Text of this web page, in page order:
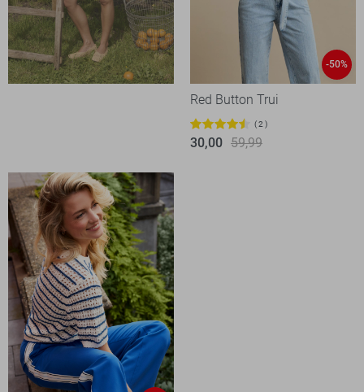
-50%
Red Button Trui
2
30,00 59,99